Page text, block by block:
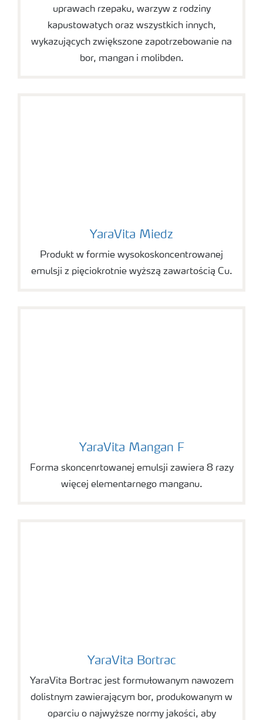
uprawach rzepaku, warzyw z rodziny
kapustowatych oraz wszystkich innych,
wykazujących zwiększone zapotrzebowanie na
bor, mangan i molibden.
YaraVita Miedz
Produkt w formie wysokoskoncentrowanej
emulsji z pięciokrotnie wyższą zawartością Cu.
YaraVita Mangan F
Forma skoncenrtowanej emulsji zawiera 8 razy
więcej elementarnego manganu.
YaraVita Bortrac
YaraVita Bortrac jest formułowanym nawozem
dolistnym zawierającym bor, produkowanym w
oparciu o najwyższe normy jakości, aby